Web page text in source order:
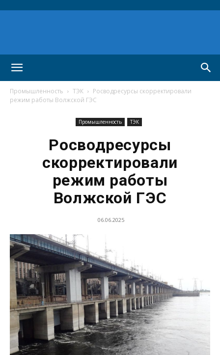
Промышленность ТЭК
Росводресурсы скорректировали
режим работы Волжской ГЭС
Промышленность ТЭК
Росводресурсы
скорректировали
режим работы
Волжской ГЭС
06.06.2025